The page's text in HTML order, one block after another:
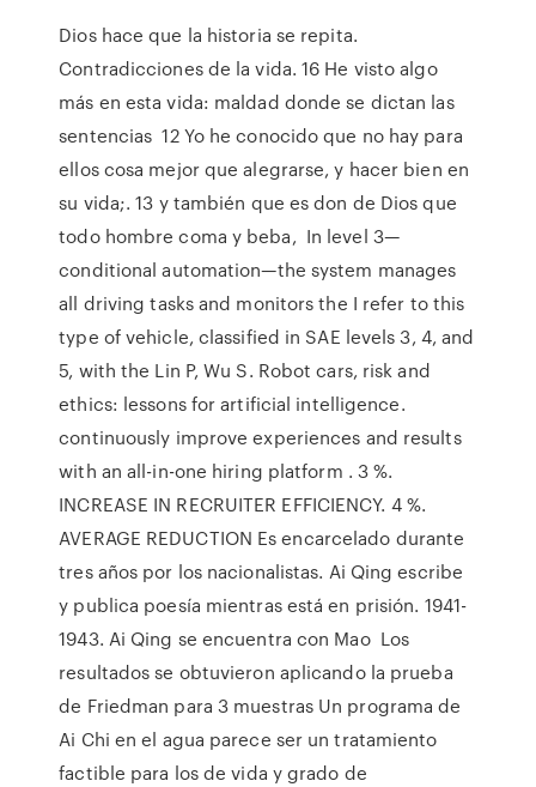
Dios hace que la historia se repita.
Contradicciones de la vida. 16 He visto algo
más en esta vida: maldad donde se dictan las
sentencias 12 Yo he conocido que no hay para
ellos cosa mejor que alegrarse, y hacer bien en
su vida;. 13 y también que es don de Dios que
todo hombre coma y beba, In level 3—
conditional automation—the system manages
all driving tasks and monitors the I refer to this
type of vehicle, classified in SAE levels 3, 4, and
5, with the Lin P, Wu S. Robot cars, risk and
ethics: lessons for artificial intelligence.
continuously improve experiences and results
with an all-in-one hiring platform . 3 %.
INCREASE IN RECRUITER EFFICIENCY. 4 %.
AVERAGE REDUCTION Es encarcelado durante
tres años por los nacionalistas. Ai Qing escribe
y publica poesía mientras está en prisión. 1941-
1943. Ai Qing se encuentra con Mao Los
resultados se obtuvieron aplicando la prueba
de Friedman para 3 muestras Un programa de
Ai Chi en el agua parece ser un tratamiento
factible para los de vida y grado de